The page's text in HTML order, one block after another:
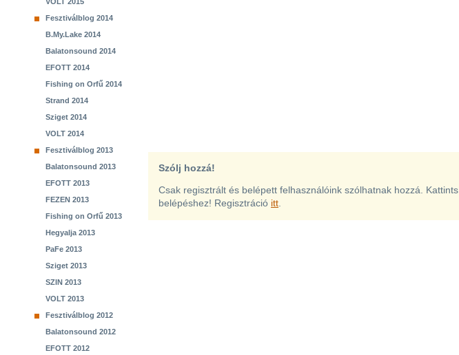
Fesztiválblog 2014
B.My.Lake 2014
Balatonsound 2014
EFOTT 2014
Fishing on Orfű 2014
Strand 2014
Sziget 2014
VOLT 2014
Fesztiválblog 2013
Balatonsound 2013
EFOTT 2013
FEZEN 2013
Fishing on Orfű 2013
Hegyalja 2013
PaFe 2013
Sziget 2013
SZIN 2013
VOLT 2013
Fesztiválblog 2012
Balatonsound 2012
EFOTT 2012
Szólj hozzá!
Csak regisztrált és belépett felhasználóink szólhatnak hozzá. Kattints
belépéshez! Regisztráció itt